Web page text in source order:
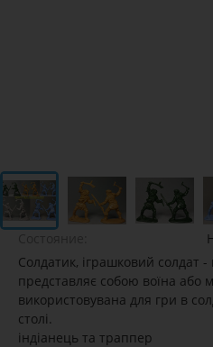
Солдатик, іграшковий солдат -
представляє собою воїна або
використовувана для гри в
столі.
індіанець та траппер